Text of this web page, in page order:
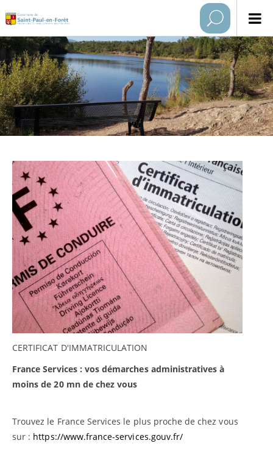
CERTIFICAT D'IMMATRICULATION
France Services : vos démarches administratives à
moins de 20 mn de chez vous
Trouvez le France Services le plus proche de chez vous
sur : https://www.france-services.gouv.fr/